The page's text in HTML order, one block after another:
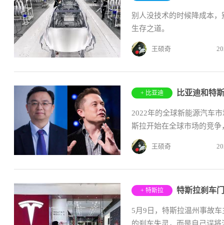
别人没技术的时候降成本
生存之道。
王硕奇
+ 比亚迪 比亚迪和特
2022年的全球新能源汽车
斯拉开始在全球市场的竞
王硕奇
+ 特斯拉 特斯拉刹车
5月9日，特斯拉温州事故